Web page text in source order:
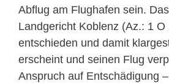
Abflug am Flughafen sein.
Landgericht Koblenz (Az.: 1 O
entschieden und damit
erscheint und seinen Flug
Anspruch auf Entschädigung